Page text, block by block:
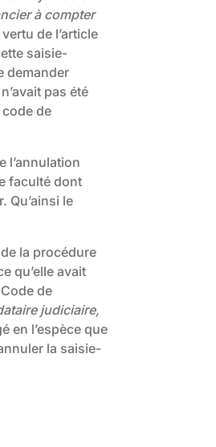
à compter
de l’article
saisie-
demander
pas été
de
l’annulation
faculté dont
Qu’ainsi le
la procédure
qu’elle avait
de
judiciaire,
en l’espèce que
la saisie-